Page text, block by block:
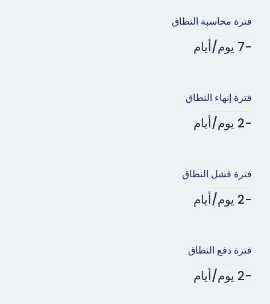
فترة محاسبة النطاق
-7 يوم/أيام
فترة إنهاء النطاق
-2 يوم/أيام
فترة فشل النطاق
-2 يوم/أيام
فترة دفع النطاق
-2 يوم/أيام